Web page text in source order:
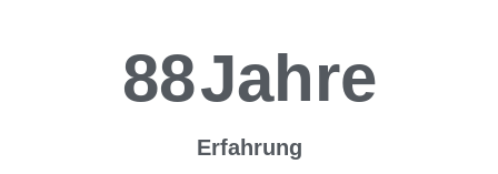
88Jahre
Erfahrung